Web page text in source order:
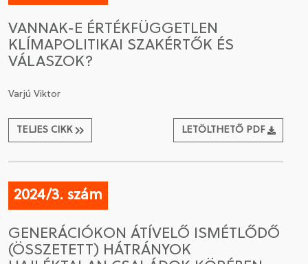
VANNAK-E ÉRTÉKFÜGGETLEN
KLÍMAPOLITIKAI SZAKÉRTŐK ÉS
VÁLASZOK?
Varjú Viktor
TELJES CIKK LETÖLTHETŐ PDF
2024/3. szám
GENERÁCIÓKON ÁTÍVELŐ ISMÉTLŐDŐ
(ÖSSZETETT) HÁTRÁNYOK